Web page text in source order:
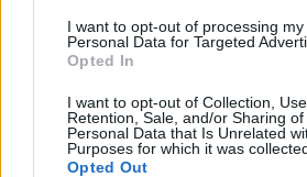
consent section.
I want to opt-out of processing my
Personal Data for Targeted
Opted In
I want to opt-out of Collection, Use,
Retention, Sale, and/or Sharing of
Personal Data that Is Unrelated
Purposes for which it was
Opted Out